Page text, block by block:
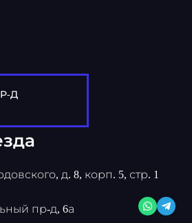
Д
д. 8, корп. 5, стр. 1
пр-д, 6а